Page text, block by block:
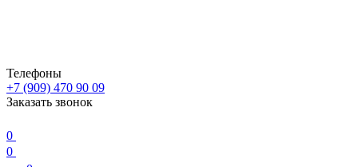
Телефоны
+7 (909) 470 90 09
Заказать звонок
0
0